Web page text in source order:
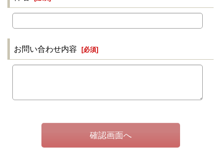
お問い合わせ内容 [必須]
確認画面へ